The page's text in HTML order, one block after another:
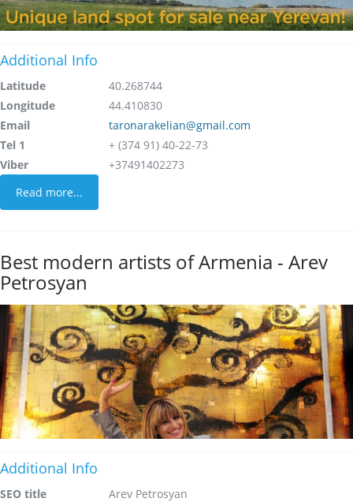
Additional Info
Latitude
40.268744
Longitude
44.410830
Email
taronarakelian@gmail.com
Tel 1
+ (374 91) 40-22-73
Viber
+37491402273
Read more...
Best modern artists of Armenia - Arev
Petrosyan
Additional Info
SEO title
Arev Petrosyan